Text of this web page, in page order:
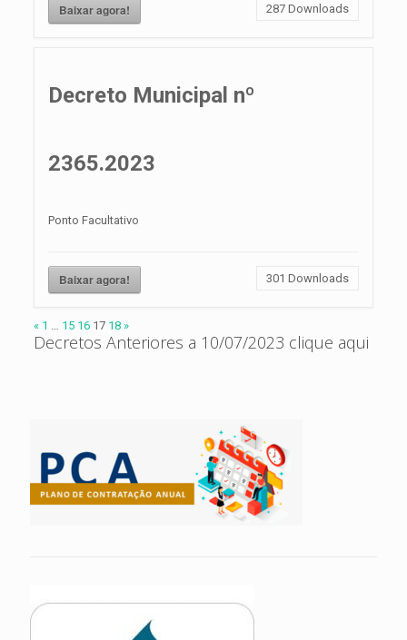
Baixar agora! 287 Downloads
Decreto Municipal nº
2365.2023
Ponto Facultativo
Baixar agora! 301 Downloads
« 1 15 16 17 18 »
Decretos Anteriores a 10/07/2023 clique aqui